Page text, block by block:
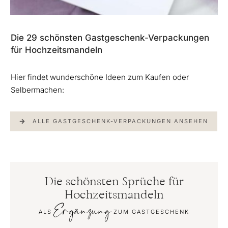
Die 29 schönsten Gastgeschenk-Verpackungen
für Hochzeitsmandeln
Hier findet wunderschöne Ideen zum Kaufen oder
Selbermachen:
ALLE GASTGESCHENK-VERPACKUNGEN ANSEHEN
Die schönsten Sprüche für
Hochzeitsmandeln
ALSErgänzungZUM GASTGESCHENK